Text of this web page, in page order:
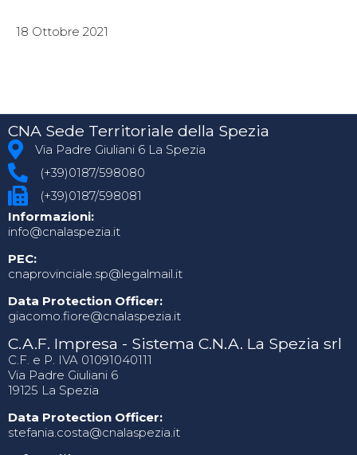
18 Ottobre 2021
CNA Sede Territoriale della Spezia
Via Padre Giuliani 6 La Spezia
(+39)0187/598080
(+39)0187/598081
Informazioni:
info@cnalaspezia.it
PEC:
cnaprovinciale.sp@legalmail.it
Data Protection Officer:
giacomo.fiore@cnalaspezia.it
C.A.F. Impresa - Sistema C.N.A. La Spezia srl
C.F. e P. IVA 01091040111
Via Padre Giuliani 6
19125 La Spezia
Data Protection Officer:
stefania.costa@cnalaspezia.it